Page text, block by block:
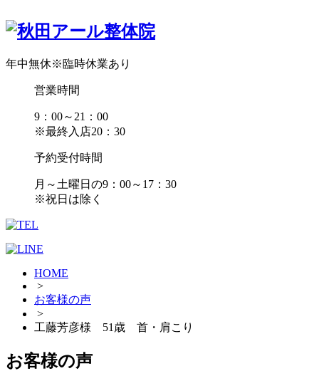
年中無休※臨時休業あり
営業時間
9：00～21：00
※最終入店20：30
予約受付時間
月～土曜日の9：00～17：30
※祝日は除く
HOME
>
お客様の声
>
工藤芳彦様 51歳 首・肩こり
お客様の声